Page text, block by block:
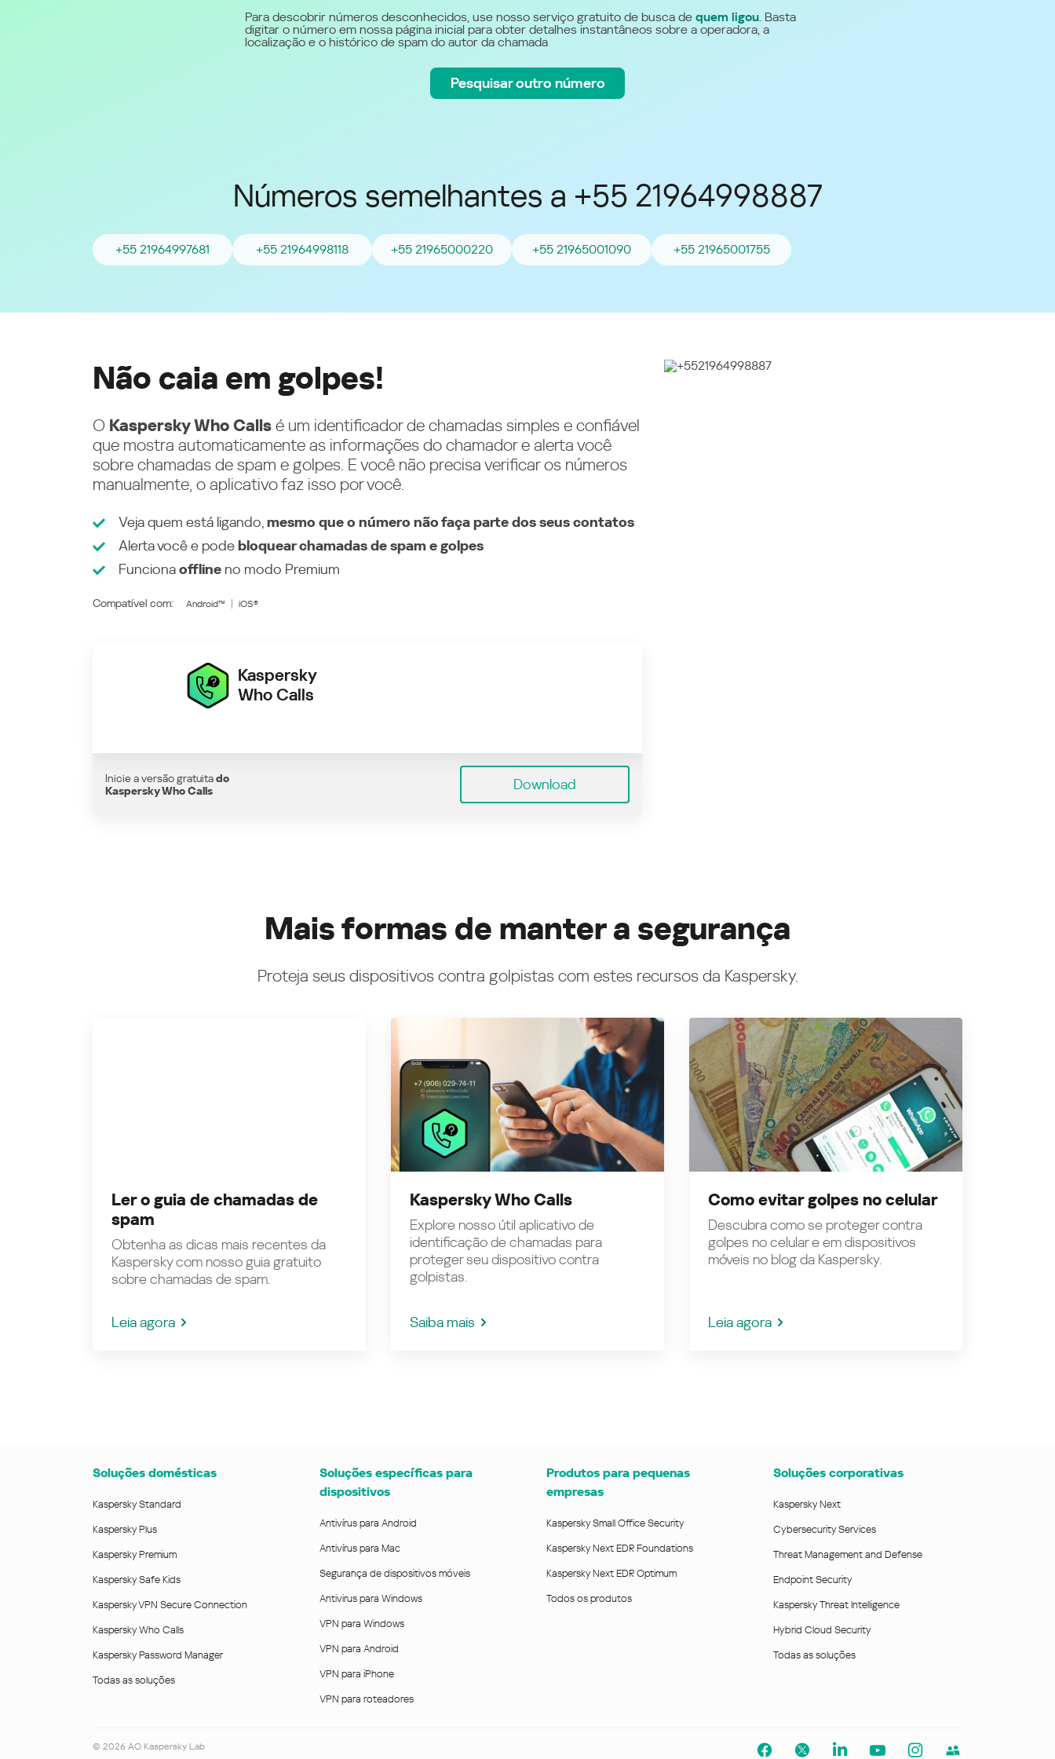
Україна (Ukraine)
Para todos os demais
Para descobrir números desconhecidos, use nosso serviço gratuito de busca de quem ligou. Basta
digitar o número em nossa página inicial para obter detalhes instantâneos sobre a operadora, a
localização e o histórico de spam do autor da chamada
Pesquisar outro número
Números semelhantes a +55 21964998887
+55 21964997681 +55 21964998118 +55 21965000220 +55 21965001090 +55 21965001755
Não caia em golpes!
O Kaspersky Who Calls é um identificador de chamadas simples e confiável
que mostra automaticamente as informações do chamador e alerta você
sobre chamadas de spam e golpes. E você não precisa verificar os números
manualmente, o aplicativo faz isso por você.
Veja quem está ligando, mesmo que o número não faça parte dos seus contatos
Alerta você e podebloquear chamadas de spam e golpes
Funcionaoffline no modo Premium
Compatível com: Android™ iOS®
Kaspersky
Who Calls
Inicie a versão gratuitado
Kaspersky Who Calls
Download
Mais formas de manter a segurança
Proteja seus dispositivos contra golpistas com estes recursos da Kaspersky.
Ler o guia de chamadas de
spam
Obtenha as dicas mais recentes da
Kaspersky com nosso guia gratuito
sobre chamadas de spam.
Leia agora
Kaspersky Who Calls
Explore nosso útil aplicativo de
identificação de chamadas para
proteger seu dispositivo contra
golpistas.
Saiba mais
Como evitar golpes no celular
Descubra como se proteger contra
golpes no celular e em dispositivos
móveis no blog da Kaspersky.
Leia agora
Soluções domésticas
Kaspersky Standard
Kaspersky Plus
Kaspersky Premium
Kaspersky Safe Kids
Kaspersky VPN Secure Connection
Kaspersky Who Calls
Kaspersky Password Manager
Todas as soluções
Soluções específicas para
dispositivos
Antivírus para Android
Antivírus para Mac
Segurança de dispositivos móveis
Antivirus para Windows
VPN para Windows
VPN para Android
VPN para iPhone
VPN para roteadores
Produtos para pequenas
empresas
Kaspersky Small Office Security
Kaspersky Next EDR Foundations
Kaspersky Next EDR Optimum
Todos os produtos
Soluções corporativas
Kaspersky Next
Cybersecurity Services
Threat Management and Defense
Endpoint Security
Kaspersky Threat Intelligence
Hybrid Cloud Security
Todas as soluções
© 2026 AO Kaspersky Lab